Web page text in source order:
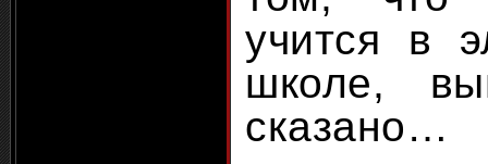
учится в
школе,
сказано…